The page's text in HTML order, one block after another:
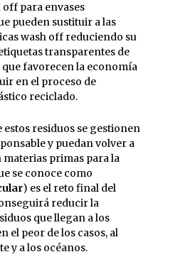
off para envases
pueden sustituir a las
wash off reduciendo su
transparentes de
que favorecen la economía
en el proceso de
reciclado.
estos residuos se gestionen
y puedan volver a
primas para la
se conoce como
) es el reto final del
reducir la
que llegan a los
el peor de los casos, al
y a los océanos.